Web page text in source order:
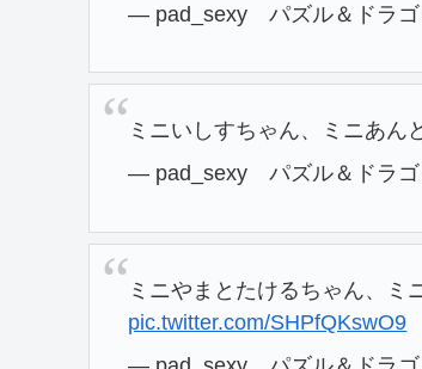
— pad_sexy パズル＆ドラゴ
ミニいしすちゃん、ミニあん
— pad_sexy パズル＆ドラゴ
ミニやまとたけるちゃん、ミ
pic.twitter.com/SHPfQKswO9